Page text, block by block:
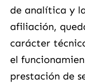
de analítica y
afiliación,
carácter
el
prestación de